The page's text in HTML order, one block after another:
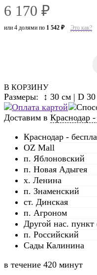
6 170 ₽
или 4 долями по 1 542 ₽ Это как?
В КОРЗИНУ
Размеры: ↕ 30 см | D
Доставим в Краснодар
Краснодар -
OZ Mall
п. Яблоновский
п. Новая Адыгея
х. Ленина
п. Знаменский
ст. Динская
п. Агроном
Другой нас. пункт
п. Российский
Сады Калинина
в течение 420 минут